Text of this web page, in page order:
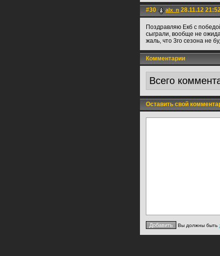
#30 alx_n 28.11.12
Поздравляю Екб с
сыграли, вообще не
жаль, что 3го сезона не
Комментарии
Всего
Оставить свой
Вы должны быть